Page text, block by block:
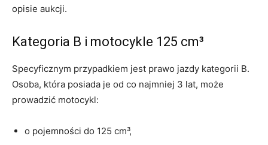
opisie aukcji.
Kategoria B i motocykle 125 cm³
Specyficznym przypadkiem jest prawo jazdy kategorii B.
Osoba, która posiada je od co najmniej 3 lat, może
prowadzić motocykl:
o pojemności do 125 cm³,